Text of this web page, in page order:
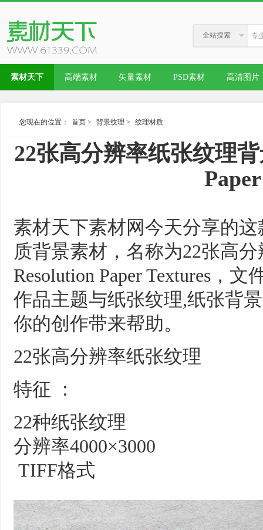
全站搜索
素材天下 高端素材 矢量素材 PSD素材 高清图片
您现在的位置： 首页 > 背景纹理 > 纹理材质
22张高分辨率纸张纹理
素材天下素材网今天分享的
质背景素材，名称为22张高
Resolution Paper Textures，
作品主题与纸张纹理,纸张背
你的创作带来帮助。
22张高分辨率纸张纹理
特征 ：
22种纸张纹理
分辨率4000×3000
TIFF格式